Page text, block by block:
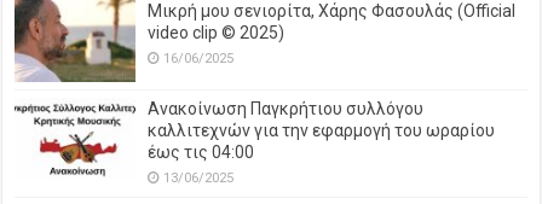
Μικρή μου σενιορίτα, Χάρης Φασουλάς (Official
video clip © 2025)
16/06/2025
Ανακοίνωση Παγκρήτιου συλλόγου
καλλιτεχνών για την εφαρμογή του ωραρίου
έως τις 04:00
13/06/2025